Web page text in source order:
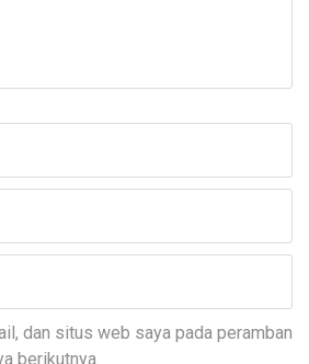
dan situs web saya pada peramban
berikutnya.